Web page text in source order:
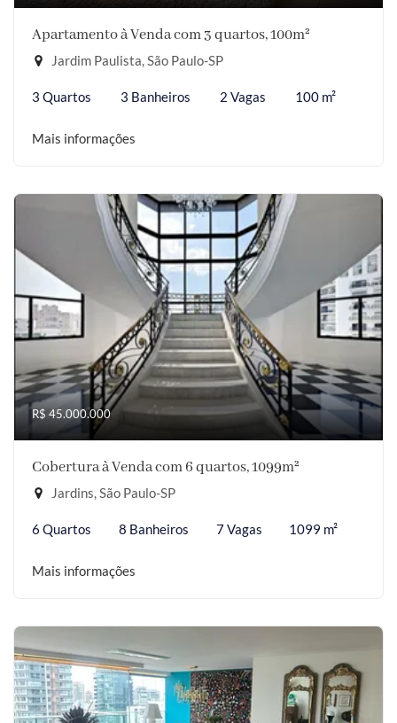
Apartamento à Venda com 3 quartos, 100m²
Jardim Paulista, São Paulo-SP
3 Quartos 3 Banheiros 2 Vagas 100 m²
Mais informações
R$ 45.000.000
Cobertura à Venda com 6 quartos, 1099m²
Jardins, São Paulo-SP
6 Quartos 8 Banheiros 7 Vagas 1099 m²
Mais informações